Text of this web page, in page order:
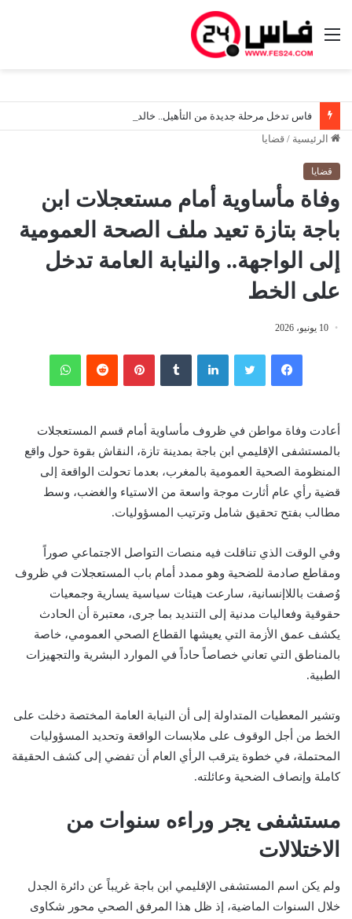
القائمة
الرئيسية / قضايا
قضايا
وفاة مأساوية أمام مستعجلات ابن
باجة بتازة تعيد ملف الصحة العمومية
إلى الواجهة.. والنيابة العامة تدخل
على الخط
10 يونيو، 2026
فيسبوك لينكدإن بينتيريست
أعادت وفاة مواطن في ظروف مأساوية أمام قسم المستعجلات
بالمستشفى الإقليمي ابن باجة بمدينة تازة، النقاش بقوة حول واقع
المنظومة الصحية العمومية بالمغرب، بعدما تحولت الواقعة إلى
قضية رأي عام أثارت موجة واسعة من الاستياء والغضب، وسط
مطالب بفتح تحقيق شامل وترتيب المسؤوليات.
وفي الوقت الذي تناقلت فيه منصات التواصل الاجتماعي صوراً
ومقاطع صادمة للضحية وهو ممدد أمام باب المستعجلات في ظروف
وُصفت باللاإنسانية، سارعت هيئات سياسية يسارية وجمعيات
حقوقية وفعاليات مدنية إلى التنديد بما جرى، معتبرة أن الحادث
يكشف عمق الأزمة التي يعيشها القطاع الصحي العمومي، خاصة
بالمناطق التي تعاني خصاصاً حاداً في الموارد البشرية والتجهيزات
الطبية.
وتشير المعطيات المتداولة إلى أن النيابة العامة المختصة دخلت على
الخط من أجل الوقوف على ملابسات الواقعة وتحديد المسؤوليات
المحتملة، في خطوة يترقب الرأي العام أن تفضي إلى كشف الحقيقة
كاملة وإنصاف الضحية وعائلته.
مستشفى يجر وراءه سنوات من
الاختلالات
ولم يكن اسم المستشفى الإقليمي ابن باجة غريباً عن دائرة الجدل
خلال السنوات الماضية، إذ ظل هذا المرفق الصحي محور شكاوى